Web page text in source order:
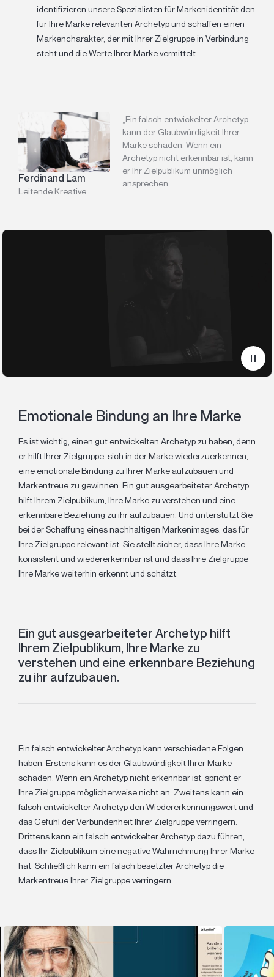
identifizieren unsere Spezialisten für Markenidentität den
für Ihre Marke relevanten Archetyp und schaffen einen
Markencharakter, der mit Ihrer Zielgruppe in Verbindung
steht und die Werte Ihrer Marke vermittelt.
Ferdinand Lam
Leitende Kreative
„Ein falsch entwickelter Archetyp
kann der Glaubwürdigkeit Ihrer
Marke schaden. Wenn ein
Archetyp nicht erkennbar ist, kann
er Ihr Zielpublikum unmöglich
ansprechen.
Emotionale Bindung an Ihre Marke
Es ist wichtig, einen gut entwickelten Archetyp zu haben, denn
er hilft Ihrer Zielgruppe, sich in der Marke wiederzuerkennen,
eine emotionale Bindung zu Ihrer Marke aufzubauen und
Markentreue zu gewinnen. Ein gut ausgearbeiteter Archetyp
hilft Ihrem Zielpublikum, Ihre Marke zu verstehen und eine
erkennbare Beziehung zu ihr aufzubauen. Und unterstützt Sie
bei der Schaffung eines nachhaltigen Markenimages, das für
Ihre Zielgruppe relevant ist. Sie stellt sicher, dass Ihre Marke
konsistent und wiedererkennbar ist und dass Ihre Zielgruppe
Ihre Marke weiterhin erkennt und schätzt.
Ein gut ausgearbeiteter Archetyp hilft
Ihrem Zielpublikum, Ihre Marke zu
verstehen und eine erkennbare Beziehung
zu ihr aufzubauen.
Ein falsch entwickelter Archetyp kann verschiedene Folgen
haben. Erstens kann es der Glaubwürdigkeit Ihrer Marke
schaden. Wenn ein Archetyp nicht erkennbar ist, spricht er
Ihre Zielgruppe möglicherweise nicht an. Zweitens kann ein
falsch entwickelter Archetyp den Wiedererkennungswert und
das Gefühl der Verbundenheit Ihrer Zielgruppe verringern.
Drittens kann ein falsch entwickelter Archetyp dazu führen,
dass Ihr Zielpublikum eine negative Wahrnehmung Ihrer Marke
hat. Schließlich kann ein falsch besetzter Archetyp die
Markentreue Ihrer Zielgruppe verringern.